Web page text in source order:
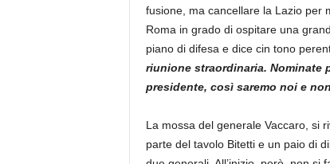
fusione, ma cancellare la Lazio per
Roma in grado di ospitare una
piano di difesa e dice cin tono
riunione straordinaria. Nominate
presidente, così saremo noi e
La mossa del generale Vaccaro, si
parte del tavolo Bitetti e un paio di